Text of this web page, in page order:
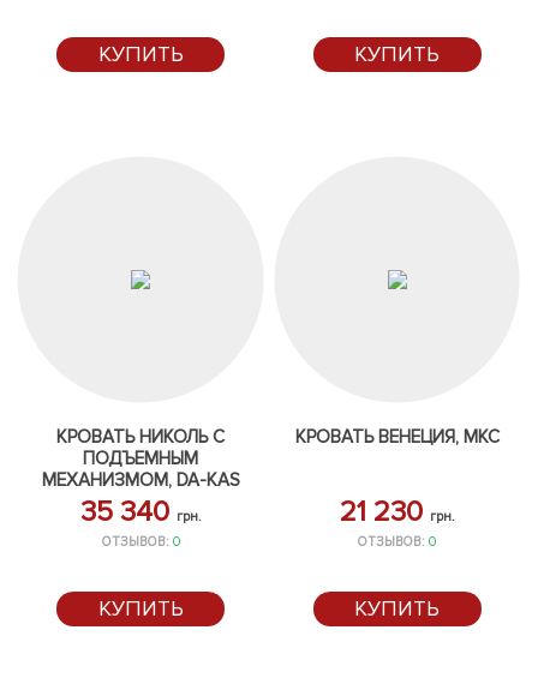
КУПИТЬ КУПИТЬ
КРОВАТЬ НИКОЛЬ С
ПОДЪЕМНЫМ
МЕХАНИЗМОМ, DA-KAS
35 340 грн.
ОТЗЫВОВ: 0
КУПИТЬ
КРОВАТЬ ВЕНЕЦИЯ, МКС
21 230 грн.
ОТЗЫВОВ:0
КУПИТЬ